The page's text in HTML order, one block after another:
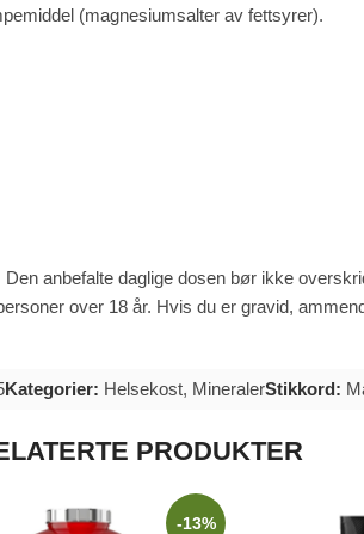
(magnesiumsalter av fettsyrer).
anbefalte daglige dosen bør ikke
over 18 år. Hvis du er gravid,
Kategorier: Helsekost, MineralerStikkord:
PRODUKTER
-13%